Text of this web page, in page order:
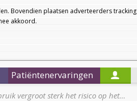
Bovendien plaatsen adverteerders tracking
akkoord.
a
a
Nieuwsbrief
Startpagina
Patiëntenervaringen
vergroot sterk het risico op het…